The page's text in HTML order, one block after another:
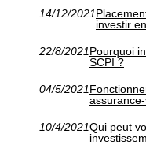
14/12/2021
investir
22/8/2021Pourquoi
SCPI ?
04/5/2021
10/4/2021Qui peut